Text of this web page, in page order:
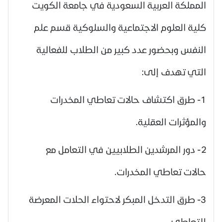
المملكة العربية السعودية في جامعة الكويت
كلية العلوم الاجتماعية والسلوكية قسم علم
النفس وبحضور عدد كبير من الطلاب للفعالية
التي تهدف إلى:
1- طرق اكتشاف حالات تعاطي المخدرات
والمؤثرات العقلية.
2- دور المرشدين الطلابيين في التعامل مع
حالات تعاطي المخدرات.
3- طرق التدخل المبكر لاحتواء الحلات المعرضة